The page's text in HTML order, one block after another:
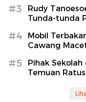
#3
Rudy
Tunda-tunda
#4
Mobil
Cawang
#5
Pihak
Temuan